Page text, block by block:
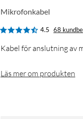
Mikrofonkabel
4.5 68
Kabel för anslutning av
Läs mer om produkten